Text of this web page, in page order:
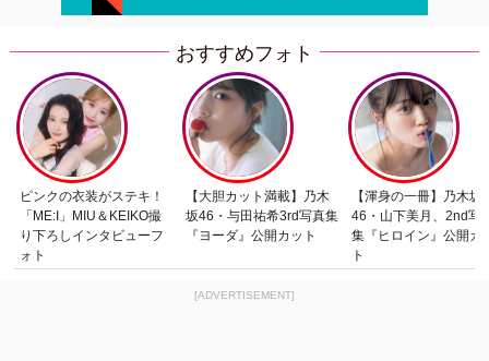
おすすめフォト
ピンクの衣装がステキ！
「ME:I」MIU＆KEIKO撮
り下ろしインタビューフ
ォト
【大胆カット満載】乃木
坂46・与田祐希3rd写真集
『ヨーダ』公開カット
【渾身の一冊】乃木坂
46・山下美月、2nd写
集『ヒロイン』公開カ
ト
[ADVERTISEMENT]